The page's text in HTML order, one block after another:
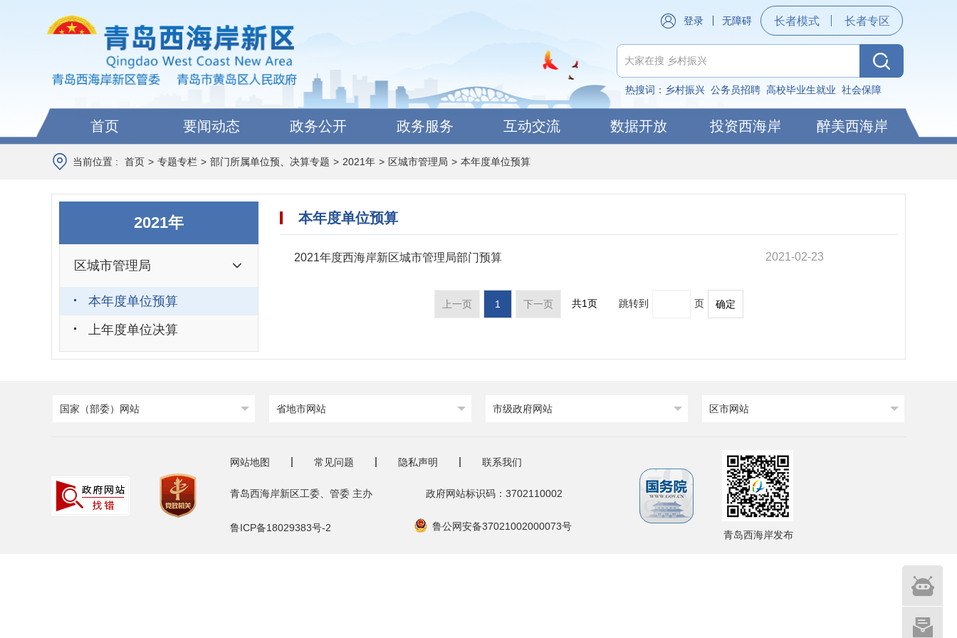
登录 无障碍 长者模式 长者专区
热搜词： 乡村振兴 公务员招聘 高校毕业生就业 社会保障
首页 要闻动态 政务公开 政务服务 互动交流 数据开放 投资西海岸 醉美西海岸
当前位置 : 首页 > 专题专栏 > 部门所属单位预、决算专题 > 2021年 > 区城市管理局 > 本年度单位预算
2021年
区城市管理局
本年度单位预算
上年度单位决算
本年度单位预算
2021年度西海岸新区城市管理局部门预算 2021-02-23
上一页 1 下一页 共1页 跳转到 页 确定
国家（部委）网站 省地市网站 市级政府网站 区市网站
网站地图 常见问题 隐私声明 联系我们
青岛西海岸新区工委、管委 主办 政府网站标识码：3702110002
鲁ICP备18029383号-2 鲁公网安备37021002000073号
青岛西海岸发布
智能
问答
网站建设
意见征集